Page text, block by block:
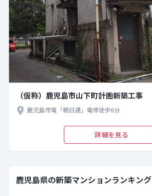
（仮称）鹿児島市山下町計画新築工事
鹿児島市電「朝日通」電停徒歩6分
詳細を見る
鹿児島県の新築マンションランキング